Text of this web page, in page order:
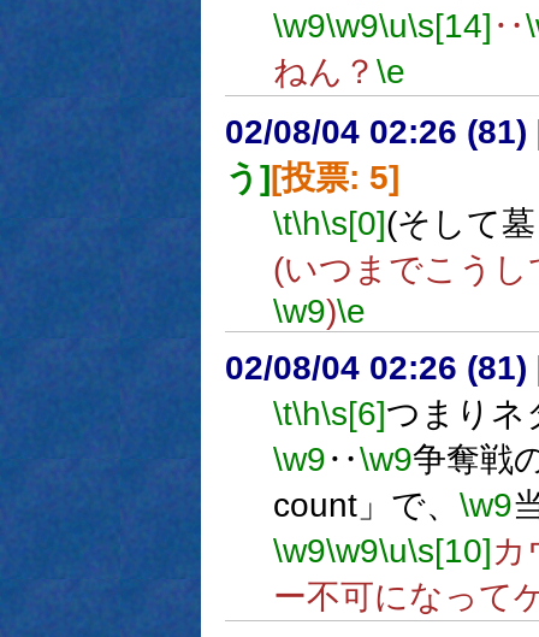
\w9\w9\u\s[14] ‥
ねん？ \e
02/08/04 02:26 (81)
う][投票: 5]
\t\h\s[0](そして
(いつまでこう
\w9)\e
02/08/04 02:26 (81)
\t\h\s[6]つまり
\w9‥\w9争奪戦
count」で、 \w9
\w9\w9\u\s[10] カ
ー不可になって